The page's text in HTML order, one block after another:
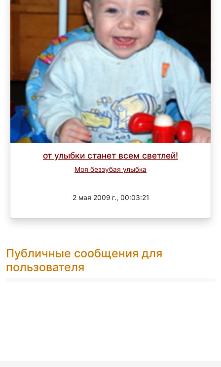
от улыбки станет всем светлей!
Моя беззубая улыбка
2 мая 2009 г., 00:03:21
Публичные сообщения для
пользователя